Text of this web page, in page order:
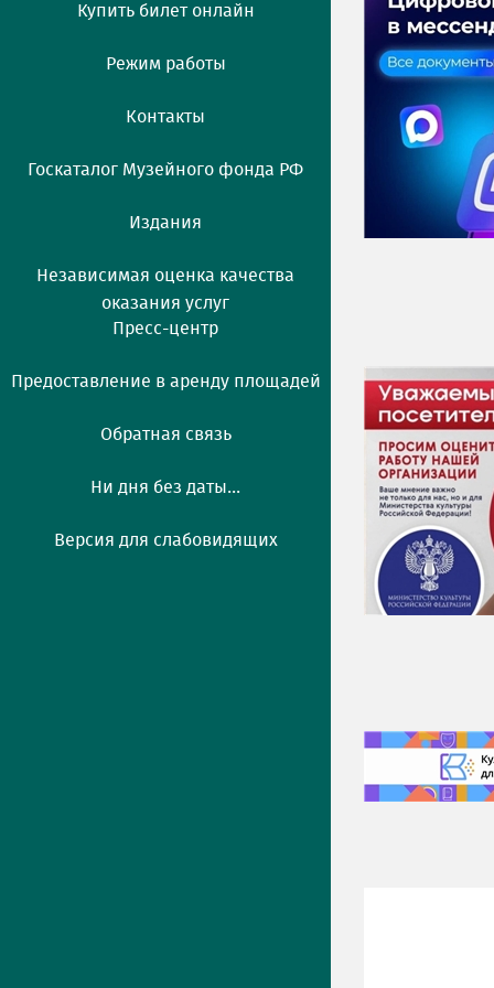
Купить билет онлайн
Режим работы
Контакты
Госкаталог Музейного фонда РФ
Издания
Независимая оценка качества
оказания услуг
Пресс-центр
Предоставление в аренду площадей
Обратная связь
Ни дня без даты...
Версия для слабовидящих